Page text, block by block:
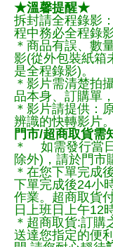
★溫馨提醒★
拆封請全程錄影
程中務必全程錄
＊商品有誤、數
影(從外包裝紙箱
是全程錄影)。
＊影片需清楚拍
品本身、訂購單
＊影片請提供：
辨識的快轉影片。
門市/超商取貨需
＊ 如需發行當
除外)，請於門市
＊在您下單完成
下單完成後24小
作業。超商取貨
日上班日上午12
＊超商取貨:訂購
送達您指定的便